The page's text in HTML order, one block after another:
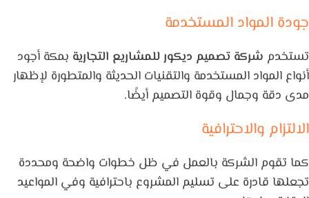
جودة المواد المستخدمة
تستخدم شركة تصميم ديكور للمشاريع التجارية بمكة أجود
أنواع المواد المستخدمة والتقنيات الحديثة والمتطورة لإظهار
مدى دقة وجمال وقوة التصميم أيضًا.
الالتزام والاحترافية
كما تقوم الشركة بالعمل في ظل خطوات واضحة ومحددة
تجعلها قادرة على تسليم المشروع باحترافية وفي المواعيد